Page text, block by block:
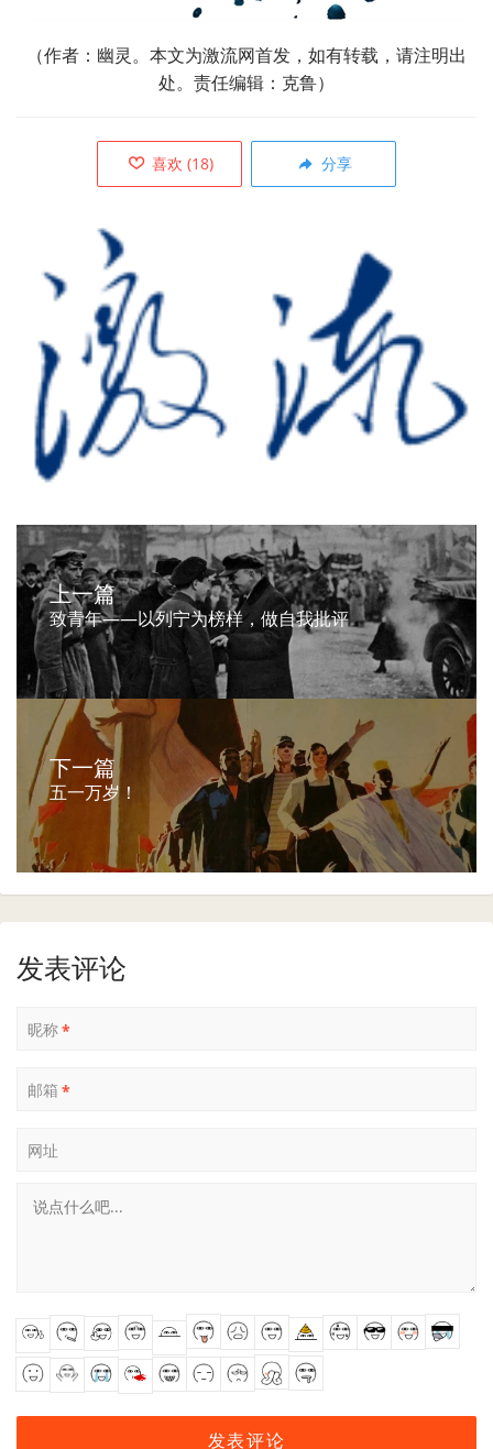
（作者：幽灵。本文为激流网首发，如有转载，请注明出
处。责任编辑：克鲁）
喜欢 (18) 分享
上一篇
​致青年——以列宁为榜样，做自我批评
下一篇
五一万岁！
发表评论
昵称*
邮箱 *
网址